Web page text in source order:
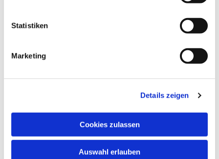
Statistiken
Marketing
Details zeigen
Cookies zulassen
Auswahl erlauben